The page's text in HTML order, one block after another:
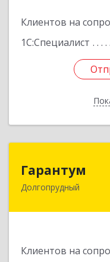
Клиентов на
1С:Специалист
Гарантум
Долгопрудный
Клиентов на
141707,